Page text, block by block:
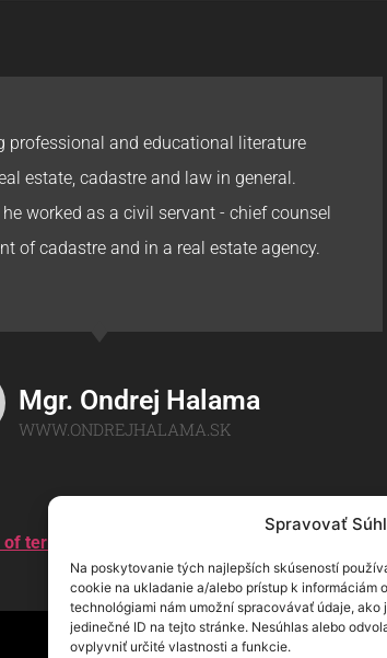
Spravovať
Na poskytovanie tých najlepších skúseností
cookie na ukladanie a/alebo prístup k informáciám
technológiami nám umožní spracovávať údaje, ako
jedinečné ID na tejto stránke. Nesúhlas alebo
ovplyvniť určité vlastnosti a funkcie.
professional and educational literature
estate, cadastre and law in general.
worked as a civil servant - chief counsel
of cadastre and in a real estate agency.
Mgr. Ondrej Halama
WWW.ONDREJHALAMA.SK
terms